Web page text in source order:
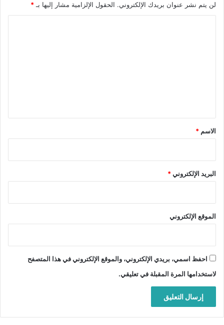
لن يتم نشر عنوان بريدك الإلكتروني. الحقول الإلزامية مشار إليها بـ*
*
الاسم *
البريد الإلكتروني*
الموقع الإلكتروني
احفظ اسمي، بريدي الإلكتروني، والموقع الإلكتروني في هذا المتصفح
لاستخدامها المرة المقبلة في تعليقي.